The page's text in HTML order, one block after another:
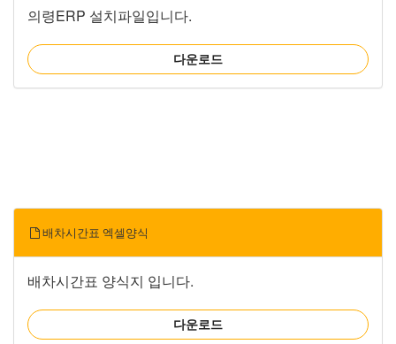
의령ERP 설치파일입니다.
다운로드
배차시간표 엑셀양식
배차시간표 양식지 입니다.
다운로드